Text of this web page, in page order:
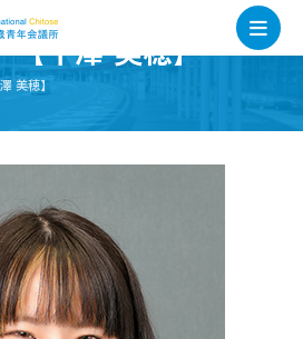
【平澤 美穂】
美穂】